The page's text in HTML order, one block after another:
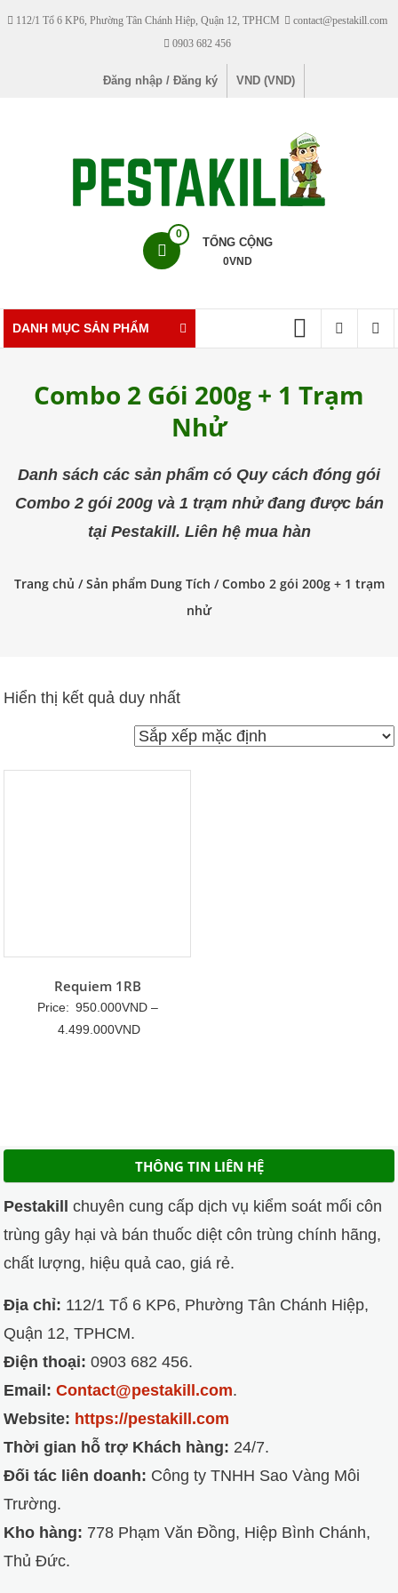
Skip112/1 Tổ 6 KP6, Phường Tân Chánh Hiệp, Quận 12, TPHCM
contact@pestakill.com
0903 682 456
Đăng nhập / Đăng ký VND (VND)
0
TỔNG CỘNG
0VND
DANH MỤC SẢN PHẨM
Combo 2 Gói 200g + 1 Trạm
Nhử
Danh sách các sản phẩm có Quy cách đóng gói
Combo 2 gói 200g và 1 trạm nhử đang được bán
tại Pestakill. Liên hệ mua hàn
Trang chủ / Sản phẩm Dung Tích / Combo 2 gói 200g + 1 trạm
nhử
Hiển thị kết quả duy nhất
Requiem 1RB
Price: 950.000VND –
4.499.000VNDKhoảng
THÔNG TIN LIÊN HỆ
Pestakill
chuyên cung cấp dịch vụ kiểm soát mối côn
trùng gây hại và bán thuốc diệt côn trùng chính hãng,
chất lượng, hiệu quả cao, giá rẻ.
Địa chỉ: 112/1 Tổ 6 KP6, Phường Tân Chánh Hiệp,
Quận 12, TPHCM.
Điện thoại: 0903 682 456.
Email: Contact@pestakill.com.
Website: https://pestakill.com
Thời gian hỗ trợ Khách hàng: 24/7.
Đối tác liên doanh: Công ty TNHH Sao Vàng Môi
Trường.
Kho hàng: 778 Phạm Văn Đồng, Hiệp Bình Chánh,
Thủ Đức.